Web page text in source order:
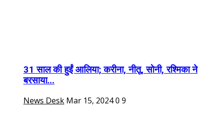
31 साल की हुईं आलिया; करीना, नीतू, सोनी, रश्मिका ने
बरसाया...
News Desk Mar 15, 20240 9